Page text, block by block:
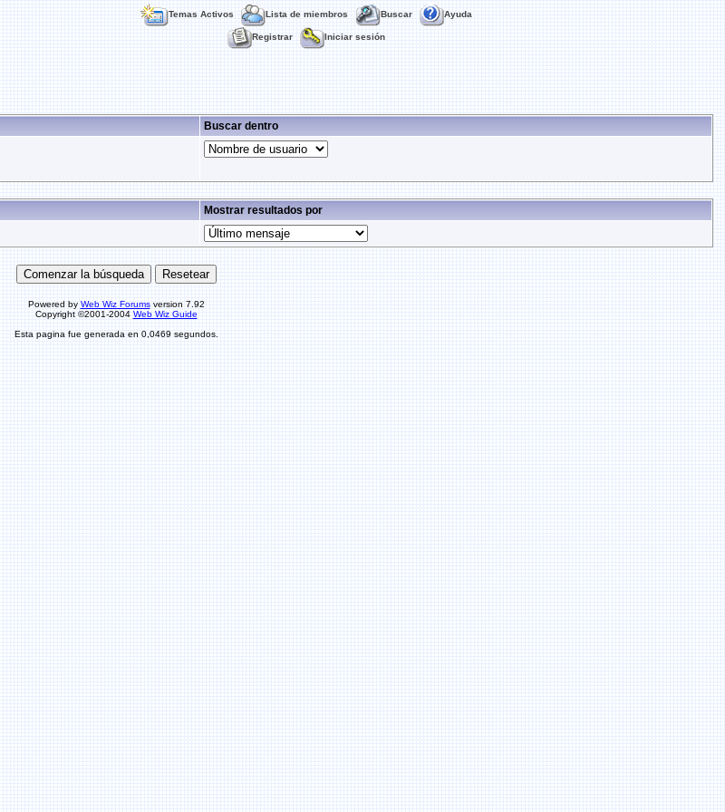
Temas Activos Lista de miembros Buscar Ayuda
Registrar Iniciar sesión
Buscar dentro
Mostrar resultados por
Powered by Web Wiz Forumsversion 7.92
Copyright ©2001-2004 Web Wiz Guide
Esta pagina fue generada en 0,0469 segundos.